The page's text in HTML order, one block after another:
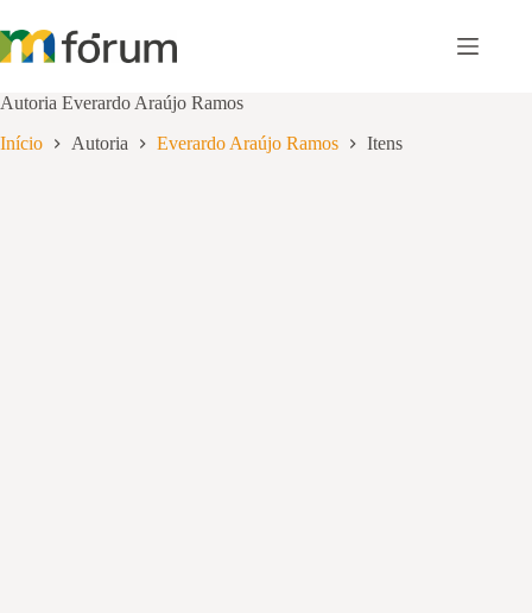
para
o
Autoria Everardo Araújo Ramos
Início Autoria Everardo Araújo Ramos Itens